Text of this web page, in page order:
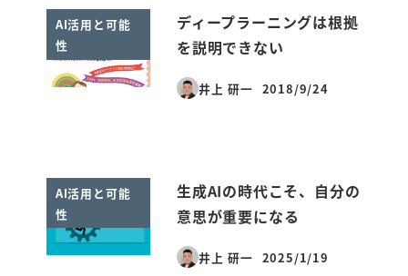
AI活用と可能
性
ディープラーニングは根拠
を説明できない
井上 研一
投稿日
2018/9/24
AI活用と可能
性
生成AIの時代こそ、自分の
意思が重要になる
井上 研一
投稿日
2025/1/19